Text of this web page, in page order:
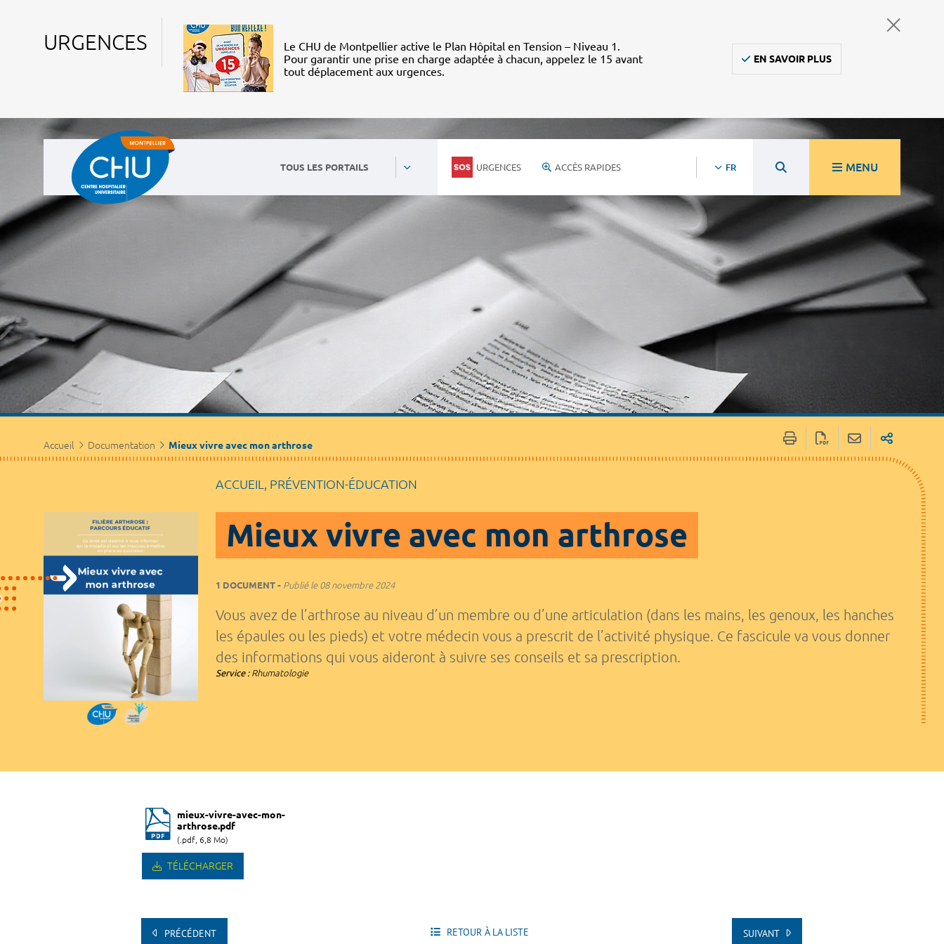
URGENCES
Le CHU de Montpellier active le Plan Hôpital en Tension – Niveau 1.
Pour garantir une prise en charge adaptée à chacun, appelez le 15 avant
tout déplacement aux urgences.
EN SAVOIR PLUS
TOUS LES PORTAILS URGENCES ACCÈS RAPIDES FR MENU
Accueil Documentation Mieux vivre avec mon arthrose
ACCUEIL, PRÉVENTION-ÉDUCATION
Mieux vivre avec mon arthrose
1 DOCUMENT Publié le08 novembre 2024
Vous avez de l’arthrose au niveau d’un membre ou d’une articulation (dans les mains, les genoux, les hanches
les épaules ou les pieds) et votre médecin vous a prescrit de l’activité physique. Ce fascicule va vous donner
des informations qui vous aideront à suivre ses conseils et sa prescription.
Service : Rhumatologie
mieux-vivre-avec-mon-
arthrose.pdf
(.pdf, 6,8 Mo)
TÉLÉCHARGER
PRÉCÉDENT RETOUR À LA LISTE SUIVANT